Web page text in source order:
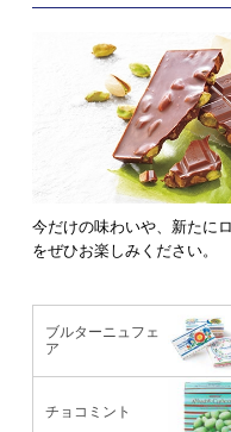
今だけの味わいや、新たに
をぜひお楽しみください。
ブルターニュフェ
ア
チョコミント